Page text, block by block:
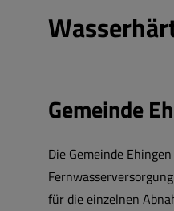
Gemeinde
Die Gemeinde
für die einzelnen